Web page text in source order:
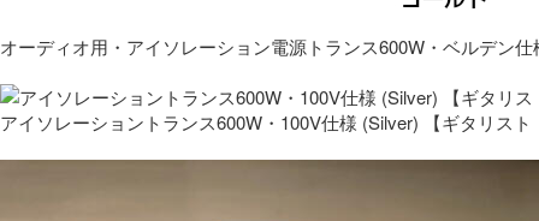
オーディオ用・アイソレーション電源トランス600W・ベルデン仕
アイソレーショントランス600W・100V仕様 (Silver) 【ギタリス